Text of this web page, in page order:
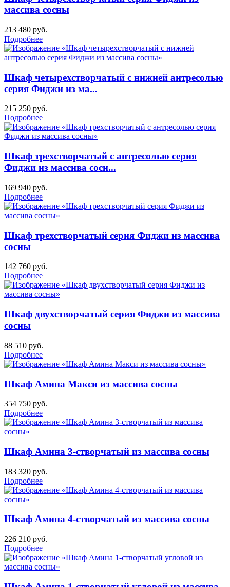
массива сосны
213 480 руб.
Подробнее
Шкаф четырехстворчатый с нижней антресолью
серия Фиджи из ма...
215 250 руб.
Подробнее
Шкаф трехстворчатый с антресолью серия
Фиджи из массива сосн...
169 940 руб.
Подробнее
Шкаф трехстворчатый серия Фиджи из массива
сосны
142 760 руб.
Подробнее
Шкаф двухстворчатый серия Фиджи из массива
сосны
88 510 руб.
Подробнее
Шкаф Амина Макси из массива сосны
354 750 руб.
Подробнее
Шкаф Амина 3-створчатый из массива сосны
183 320 руб.
Подробнее
Шкаф Амина 4-створчатый из массива сосны
226 210 руб.
Подробнее